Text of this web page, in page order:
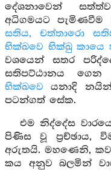
දේශනාවෙන්
අධිගමයට පැමිණවීම
සතිය, චත්තාරො
භික්ඛවෙ භික්ඛු කායෙ
වශයෙන් සතර
සතිපට්ඨානය
භික්ඛවෙ යනාදි
පටන්ගත් සේක.
එම නිද්දේස
පිණිස වූ ප්‍රච්ඡාය,
අරුතයි. මහණෙනි,
කය අනුව බලමින්